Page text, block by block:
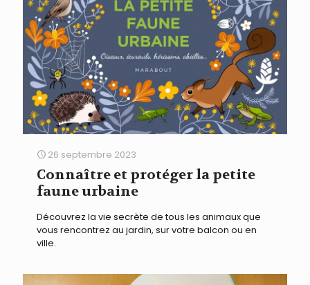
26 septembre 2023
Connaître et protéger la petite
faune urbaine
Découvrez la vie secrète de tous les animaux que
vous rencontrez au jardin, sur votre balcon ou en
ville.